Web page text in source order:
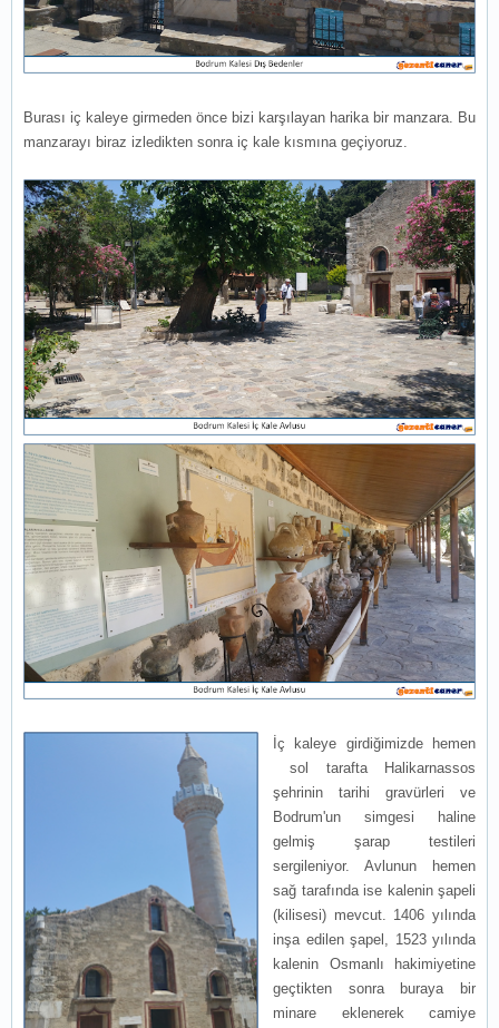
Burası iç kaleye girmeden önce bizi karşılayan harika bir manzara. Bu
manzarayı biraz izledikten sonra iç kale kısmına geçiyoruz.
İç kaleye girdiğimizde hemen
sol tarafta Halikarnassos
şehrinin tarihi gravürleri ve
Bodrum'un simgesi haline
gelmiş şarap testileri
sergileniyor. Avlunun hemen
sağ tarafında ise kalenin şapeli
(kilisesi) mevcut. 1406 yılında
inşa edilen şapel, 1523 yılında
kalenin Osmanlı hakimiyetine
geçtikten sonra buraya bir
minare eklenerek camiye